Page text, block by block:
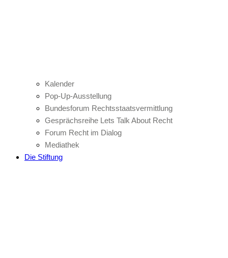
Kalender
Pop-Up-Ausstellung
Bundesforum Rechtsstaatsvermittlung
Gesprächsreihe Lets Talk About Recht
Forum Recht im Dialog
Mediathek
Die Stiftung